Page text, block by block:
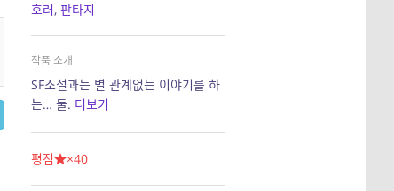
호러, 판타지
작품 소개
SF소설과는 별 관계없는 이야기를 하
는… 둘. 더보기
평점 ×40